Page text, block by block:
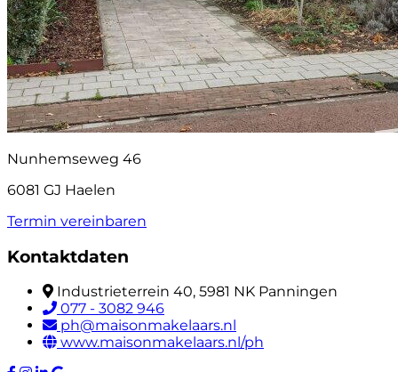
Nunhemseweg 46
6081 GJ Haelen
Termin vereinbaren
Kontaktdaten
Industrieterrein 40, 5981 NK Panningen
077 - 3082 946
ph@maisonmakelaars.nl
www.maisonmakelaars.nl/ph